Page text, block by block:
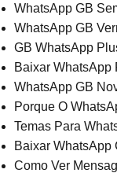
WhatsApp GB
WhatsApp GB
GB WhatsApp
Baixar WhatsApp
WhatsApp GB
Porque O
Temas Para
Baixar WhatsApp
Como Ver